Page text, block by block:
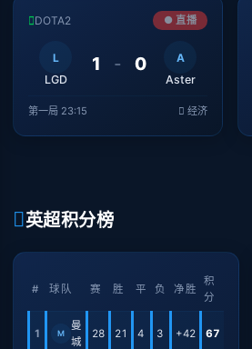
DOTA2 ● 直播
L
LGD
1 - 0
A
Aster
第一局 23:15 经济
英超积分榜
# 球队 赛 胜 平 负 净胜
积
分
1 M
曼
城
28 21 4 3 +42 67